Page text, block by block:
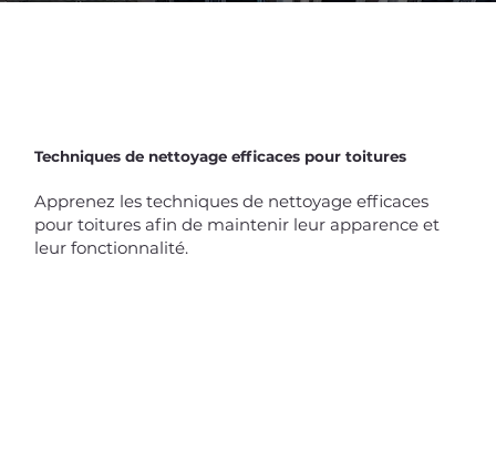
Techniques de nettoyage efficaces pour toitures
Apprenez les techniques de nettoyage efficaces
pour toitures afin de maintenir leur apparence et
leur fonctionnalité.